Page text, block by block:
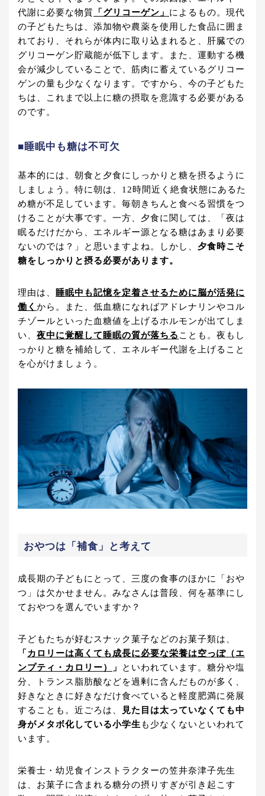
代謝に必要な物質 「グリコーゲン」 によるもの。現代
の子どもたちは、添加物や農薬を使用した食品に囲ま
れており、それらが体内に取り込まれると、肝臓での
グリコーゲン貯蔵能が低下します。また、運動する機
会が減少していることで、筋肉に蓄えているグリコー
ゲンの量も少なくなります。ですから、今の子どもた
ちは、これまで以上に糖の摂取を意識する必要がある
のです。
■睡眠中も糖は不可欠
基本的には、朝食と夕食にしっかりと糖を摂るように
しましょう。特に朝は、12時間近く絶食状態にあるた
め糖が不足しています。毎朝きちんと食べる習慣をつ
けることが大事です。一方、夕食に関しては、「夜は
眠るだけだから、エネルギー源となる糖はあまり必要
ないのでは？」と思いますよね。しかし、 夕食時こそ
糖をしっかりと摂る必要があります。
理由は、
睡眠中も記憶を定着させるために脳が活発に
働く から。また、低血糖になればアドレナリンやコル
チゾールといった血糖値を上げるホルモンが出てしま
い、 夜中に覚醒して睡眠の質が落ちる ことも。夜もし
っかりと糖を補給して、エネルギー代謝を上げること
を心がけましょう。
おやつは「補食」と考えて
成長期の子どもにとって、三度の食事のほかに「おや
つ」は欠かせません。みなさんは普段、何を基準にし
ておやつを選んでいますか？
子どもたちが好むスナック菓子などのお菓子類は、
「 カロリーは高くても成長に必要な栄養は空っぽ（エ
ンプティ・カロリー）
」
といわれています。糖分や塩
分、トランス脂肪酸などを過剰に含んだものが多く、
好きなときに好きなだけ食べていると軽度肥満に発展
することも。近ごろは、
見た目は太っていなくても中
身がメタボ化している小学生も少なくないといわれて
います。
栄養士・幼児食インストラクターの笠井奈津子先生
は、お菓子に含まれる糖分の摂りすぎが引き起こす